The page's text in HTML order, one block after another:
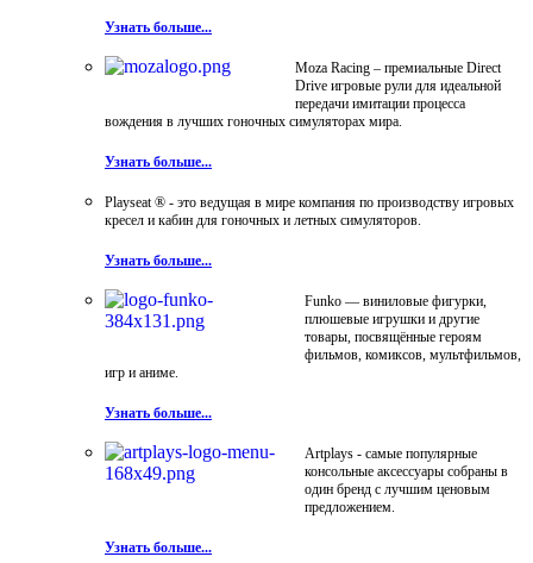
Узнать больше...
Moza Racing – премиальные Direct
Drive игровые рули для идеальной
передачи имитации процесса
вождения в лучших гоночных симуляторах мира.
Узнать больше...
Playseat ® - это ведущая в мире компания по производству игровых
кресел и кабин для гоночных и летных симуляторов.
Узнать больше...
Funko — виниловые фигурки,
плюшевые игрушки и другие
товары, посвящённые героям
фильмов, комиксов, мультфильмов,
игр и аниме.
Узнать больше...
Artplays - самые популярные
консольные аксессуары собраны в
один бренд с лучшим ценовым
предложением.
Узнать больше...